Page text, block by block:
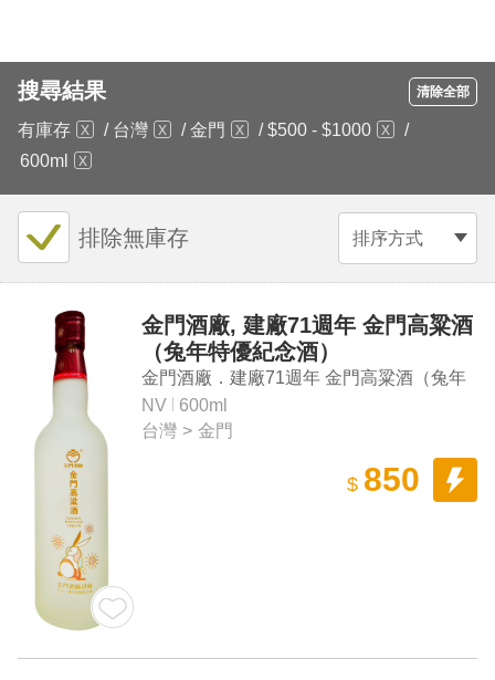
搜尋結果 清除全部
有庫存 / 台灣 / 金門 / $500 - $1000
/
600ml
排序方式
排除無庫存
金門酒廠, 建廠71週年 金門高粱酒
（兔年特優紀念酒）
金門酒廠．建廠71週年 金門高粱酒（兔年
特優紀念酒）
NV
600ml
台灣 > 金門
$ 850